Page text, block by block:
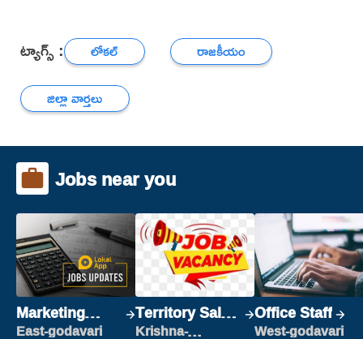
ట్యాగ్స్ : లోకల్
రాజకీయం
జిల్లా వార్తలు
Jobs near you
Marketing
Executive
East-godavari
Territory Sales
Manager
Krishna-
Office Staff
West-godavari